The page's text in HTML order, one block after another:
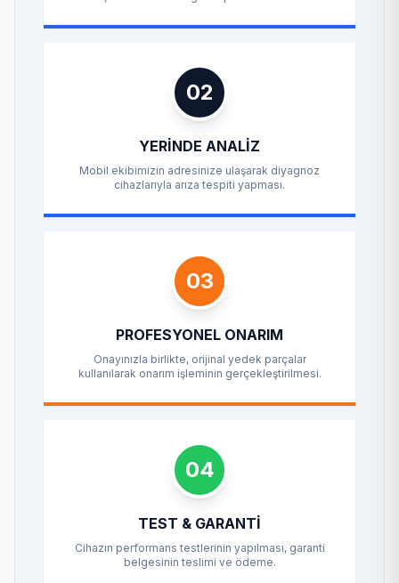
02
YERINDE ANALIZ
Mobil ekibimizin adresinize ulaşarak diyagnoz
cihazlarıyla arıza tespiti yapması.
03
PROFESYONEL ONARIM
Onayınızla birlikte, orijinal yedek parçalar
kullanılarak onarım işleminin gerçekleştirilmesi.
04
TEST & GARANTI
Cihazın performans testlerinin yapılması, garanti
belgesinin teslimi ve ödeme.